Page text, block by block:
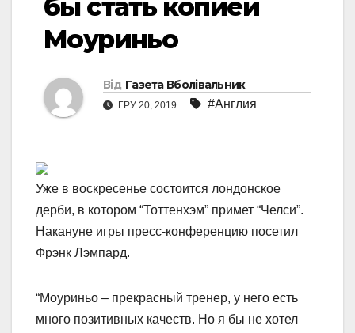
бы стать копией
Моуриньо
Від Газета Вболівальник
ГРУ 20, 2019 #Англия
Уже в воскресенье состоится лондонское
дерби, в котором “Тоттенхэм” примет “Челси”.
Накануне игры пресс-конференцию посетил
Фрэнк Лэмпард.
“Моуриньо – прекрасный тренер, у него есть
много позитивных качеств. Но я бы не хотел